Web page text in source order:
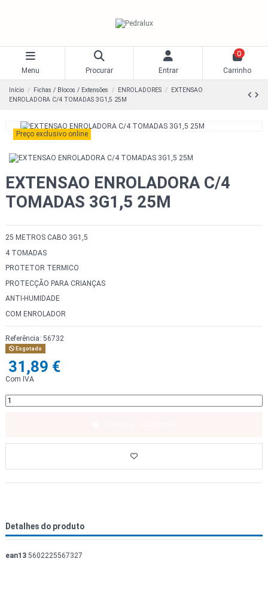
Menu Procurar Entrar
0
Carrinho
Início Fichas / Blocos / Extensões ENROLADORES
EXTENSAO
ENROLADORA C/4 TOMADAS 3G1,5 25M
Preço exclusivo online
EXTENSAO ENROLADORA C/4
TOMADAS 3G1,5 25M
25 METROS CABO 3G1,5
4 TOMADAS
PROTETOR TERMICO
PROTECÇÃO PARA CRIANÇAS
ANTI-HUMIDADE
COM ENROLADOR
Referência: 56732
Esgotado
31,89 €
Com IVA
Detalhes do produto
ean13 5602225567327